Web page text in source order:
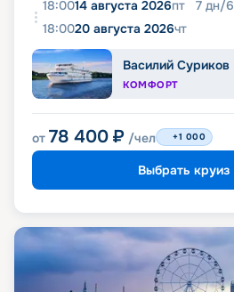
18:0014 августа 2026пт 7 дн/6
18:0020 августа 2026чт
Василий Суриков
КОМФОРТ
от 78 400 ₽ /чел +1 000
Выбрать круиз